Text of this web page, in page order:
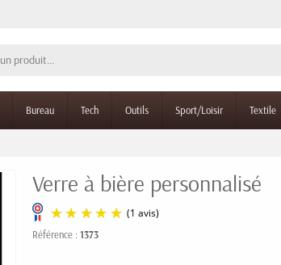
Bureau Tech Outils Sport/Loisir Textile
Verre à bière personnalisé
Référence : 1373